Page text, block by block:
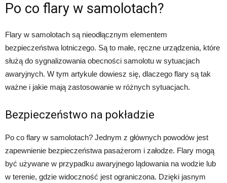
Po co flary w samolotach?
Flary w samolotach są nieodłącznym elementem
bezpieczeństwa lotniczego. Są to małe, ręczne urządzenia, które
służą do sygnalizowania obecności samolotu w sytuacjach
awaryjnych. W tym artykule dowiesz się, dlaczego flary są tak
ważne i jakie mają zastosowanie w różnych sytuacjach.
Bezpieczeństwo na pokładzie
Po co flary w samolotach? Jednym z głównych powodów jest
zapewnienie bezpieczeństwa pasażerom i załodze. Flary mogą
być używane w przypadku awaryjnego lądowania na wodzie lub
w terenie, gdzie widoczność jest ograniczona. Dzięki jasnym